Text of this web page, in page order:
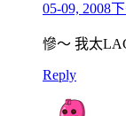
05-09, 2008
慘～ 我太
Reply